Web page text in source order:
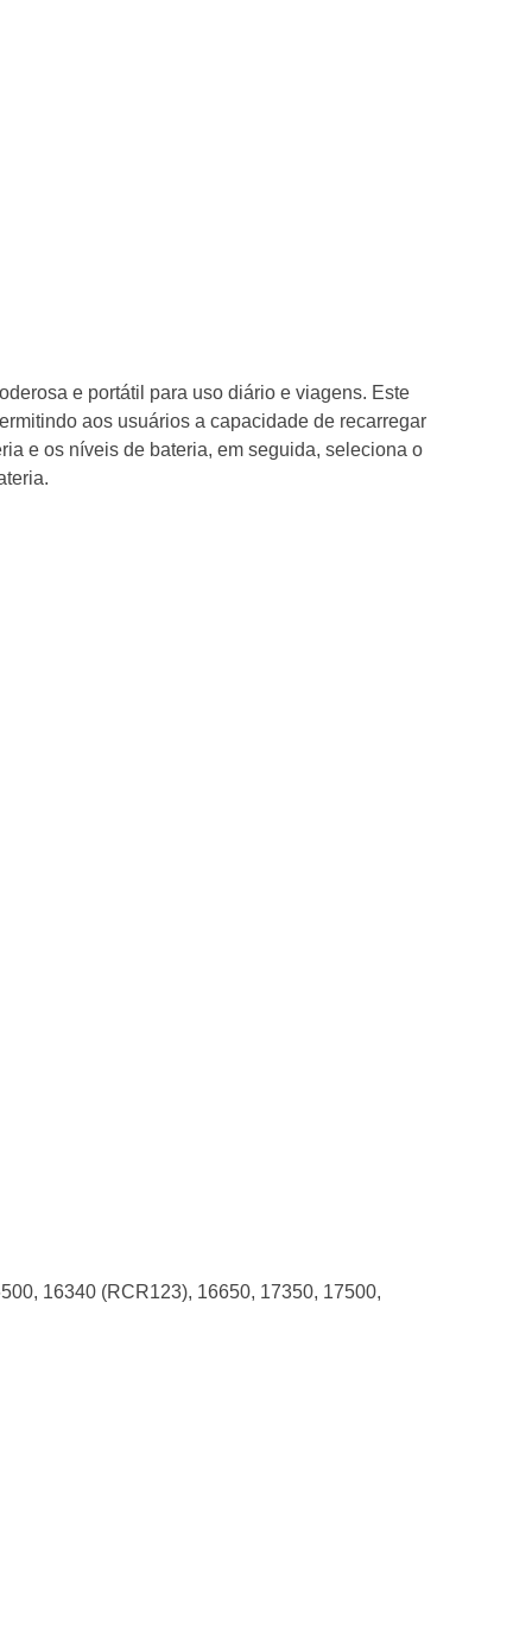
e portátil para uso diário e viagens. Este
aos usuários a capacidade de recarregar
e os níveis de bateria, em seguida, seleciona o
16340 (RCR123), 16650, 17350, 17500,